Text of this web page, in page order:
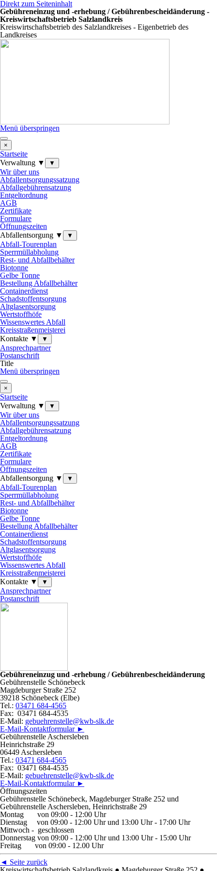
Direkt zum Seiteninhalt
Gebühreneinzug und -erhebung / Gebührenbescheidänderung -
Kreiswirtschaftsbetrieb Salzlandkreis
Kreiswirtschaftsbetrieb des Salzlandkreises - Eigenbetrieb des
Landkreises
Menü überspringen
×
Startseite
Verwaltung ▼
▼
Wir über uns
Abfallentsorgungssatzung
Abfallgebührensatzung
Entgeltordnung
AGB
Zertifikate
Formulare
Öffnungszeiten
Abfallentsorgung ▼
▼
Abfall-Tourenplan
Sperrmüllabholung
Rest- und Abfallbehälter
Biotonne
Gelbe Tonne
Bestellung Abfallbehälter
Containerdienst
Schadstoffentsorgung
Altglasentsorgung
Wertstoffhöfe
Wissenswertes Abfall
Kreisstraßenmeisterei
Kontakte ▼
▼
Ansprechpartner
Postanschrift
Title
Menü überspringen
×
Startseite
Verwaltung ▼
▼
Wir über uns
Abfallentsorgungssatzung
Abfallgebührensatzung
Entgeltordnung
AGB
Zertifikate
Formulare
Öffnungszeiten
Abfallentsorgung ▼
▼
Abfall-Tourenplan
Sperrmüllabholung
Rest- und Abfallbehälter
Biotonne
Gelbe Tonne
Bestellung Abfallbehälter
Containerdienst
Schadstoffentsorgung
Altglasentsorgung
Wertstoffhöfe
Wissenswertes Abfall
Kreisstraßenmeisterei
Kontakte ▼
▼
Ansprechpartner
Postanschrift
Gebühreneinzug und -erhebung / Gebührenbescheidänderung
Gebührenstelle Schönebeck
Magdeburger Straße 252
39218 Schönebeck (Elbe)
Tel.: 03471 684-4565
Fax: 03471 684-4535
E-Mail: gebuehrenstelle@kwb-slk.de
E-Mail-Kontaktformular ►
Gebührenstelle Aschersleben
Heinrichstraße 29
06449 Aschersleben
Tel.: 03471 684-4565
Fax: 03471 684-4535
E-Mail: gebuehrenstelle@kwb-slk.de
E-Mail-Kontaktformular ►
Öffnungszeiten
Gebührenstelle Schönebeck, Magdeburger Straße 252 und
Gebührenstelle Aschersleben, Heinrichstraße 29
Montag von 09:00 - 12:00 Uhr
Dienstag von 09:00 - 12:00 Uhr und 13:00 Uhr - 17:00 Uhr
Mittwoch - geschlossen
Donnerstag von 09:00 - 12:00 Uhr und 13:00 Uhr - 15:00 Uhr
Freitag von 09:00 - 12.00 Uhr
◄ Seite zurück